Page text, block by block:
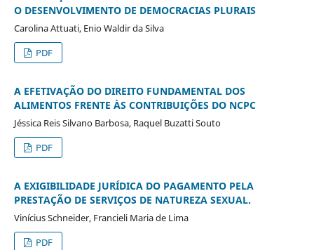
O DESENVOLVIMENTO DE DEMOCRACIAS PLURAIS
Carolina Attuati, Enio Waldir da Silva
PDF
A EFETIVAÇÃO DO DIREITO FUNDAMENTAL DOS
ALIMENTOS FRENTE ÀS CONTRIBUIÇÕES DO NCPC
Jéssica Reis Silvano Barbosa, Raquel Buzatti Souto
PDF
A EXIGIBILIDADE JURÍDICA DO PAGAMENTO PELA
PRESTAÇÃO DE SERVIÇOS DE NATUREZA SEXUAL.
Vinícius Schneider, Francieli Maria de Lima
PDF